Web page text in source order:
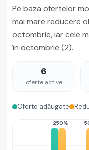
Pe baza ofertelor
mai mare reducere
octombrie, iar cele
în octombrie (2).
6
oferte active
Oferte adăugate
250%